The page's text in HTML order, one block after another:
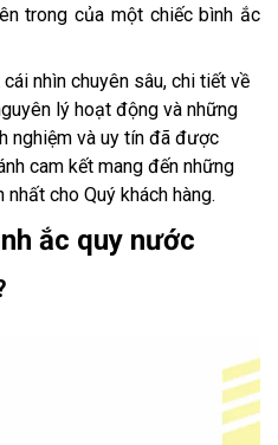
trong của một chiếc bình ắc
nhìn chuyên sâu, chi tiết về
lý hoạt động và những
nghiệm và uy tín đã được
cam kết mang đến những
cho Quý khách hàng.
ắc quy nước